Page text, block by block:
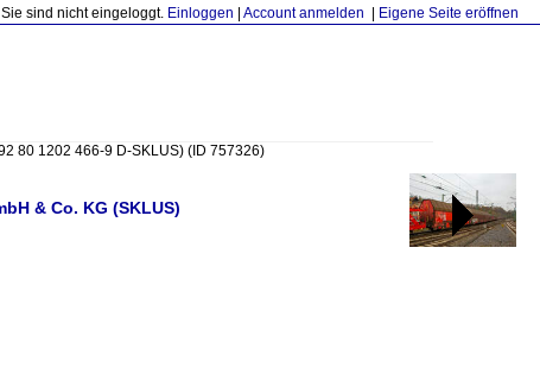
sind nicht eingeloggt. Einloggen Account anmelden Eigene Seite eröffnen
80 1202 466-9 D-SKLUS) (ID 757326)
& Co. KG (SKLUS)